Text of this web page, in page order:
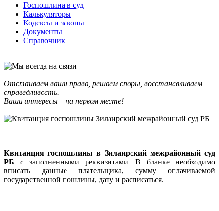
Госпошлина в суд
Калькуляторы
Кодексы и законы
Документы
Справочник
Отстаиваем ваши права, решаем споры, восстанавливаем
справедливость.
Ваши интересы – на первом месте!
Квитанция госпошлины в Зилаирский межрайонный суд
РБ с заполненными реквизитами. В бланке необходимо
вписать данные плательщика, сумму оплачиваемой
государственной пошлины, дату и расписаться.